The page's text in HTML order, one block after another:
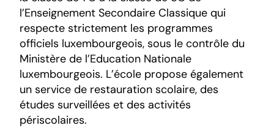
l’Enseignement Secondaire Classique qui
respecte strictement les programmes
officiels luxembourgeois, sous le contrôle du
Ministère de l’Education Nationale
luxembourgeois. L’école propose également
un service de restauration scolaire, des
études surveillées et des activités
périscolaires.